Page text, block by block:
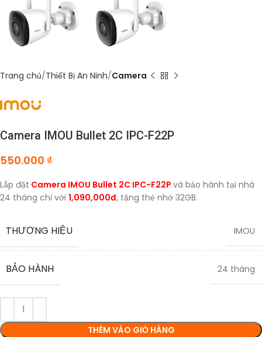
Trang chủ Thiết Bị An Ninh Camera
Camera IMOU Bullet 2C IPC-F22P
550.000 ₫
Lắp đặt Camera IMOU Bullet 2C IPC-F22P và bảo hành tại nhà
24 tháng chỉ với 1,090,000đ, tặng thẻ nhớ 32GB.
THƯƠNG HIỆU IMOU
BẢO HÀNH 24 tháng
THÊM VÀO GIỎ HÀNG